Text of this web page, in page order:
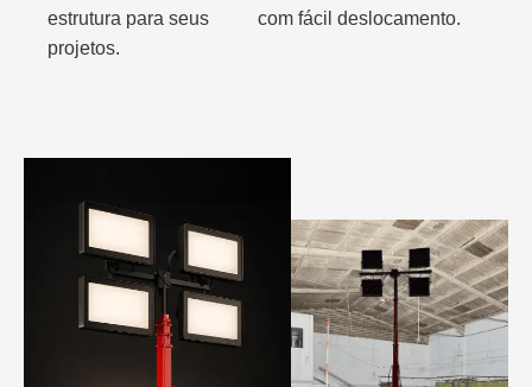
estrutura para seus
projetos.
com fácil deslocamento.